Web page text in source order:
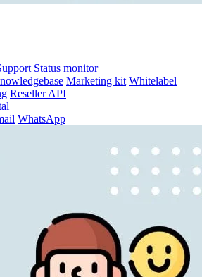
Status monitor
Marketing kit Whitelabel
Reseller API
WhatsApp